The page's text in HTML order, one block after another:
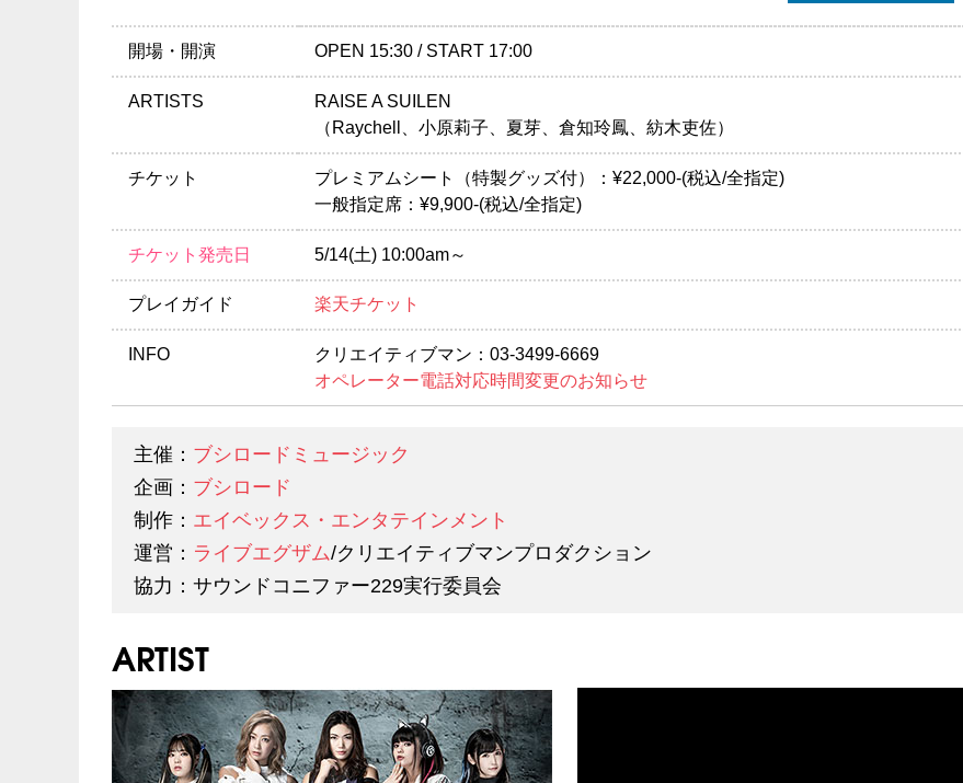
開場・開演 OPEN 15:30 / START 17:00
ARTISTS
RAISE A SUILEN
（Raychell、小原莉子、夏芽、倉知玲鳳、紡木吏佐）
チケット
プレミアムシート（特製グッズ付）：¥22,000-(税込/全指定)
一般指定席：¥9,900-(税込/全指定)
チケット発売日 5/14(土) 10:00am～
プレイガイド 楽天チケット
INFO
クリエイティブマン：03-3499-6669
オペレーター電話対応時間変更のお知らせ
主催： ブシロードミュージック
企画： ブシロード
制作： エイベックス・エンタテインメント
運営： ライブエグザム/クリエイティブマンプロダクション
協力：サウンドコニファー229実行委員会
ARTIST